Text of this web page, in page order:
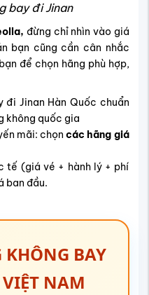
bay đi Jinan
đừng chỉ nhìn vào giá
bạn cũng cần cân nhắc
để chọn hãng phù hợp,
Jinan Hàn Quốc chuẩn
không quốc gia
mãi: chọncác hãng giá
tế (giá vé + hành lý + phí
ban đầu.
BAY
NAM